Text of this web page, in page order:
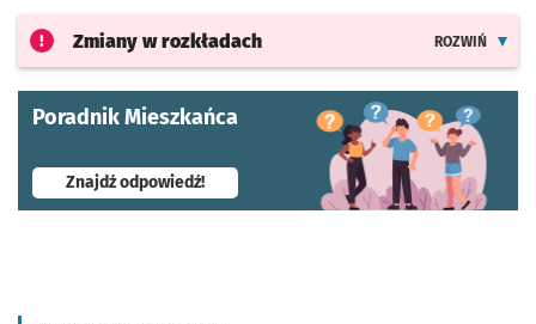
Zmiany w rozkładach ROZWIŃ
Poradnik Mieszkańca
Znajdź odpowiedź!- otworzy się w nowej karcie